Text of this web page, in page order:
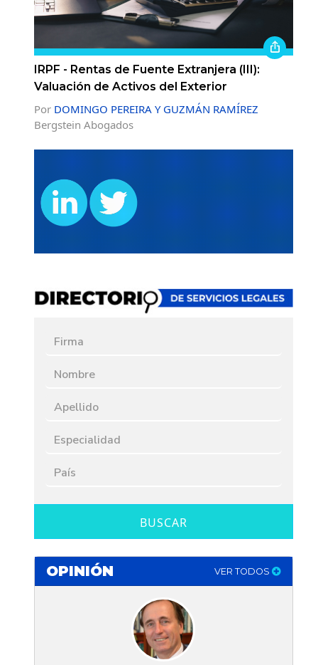
IRPF - Rentas de Fuente Extranjera (III):
Valuación de Activos del Exterior
Por DOMINGO PEREIRA Y GUZMÁN RAMÍREZ
Bergstein Abogados
BUSCAR
OPINIÓN VER TODOS